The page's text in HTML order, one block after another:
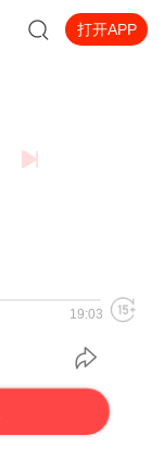
打开APP
19:03